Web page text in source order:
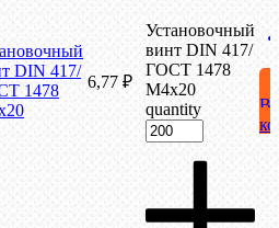
DIN 417/
1478
6,77 ₽
Установочный
винт DIN 417/
ГОСТ 1478
М4х20
quantity
В